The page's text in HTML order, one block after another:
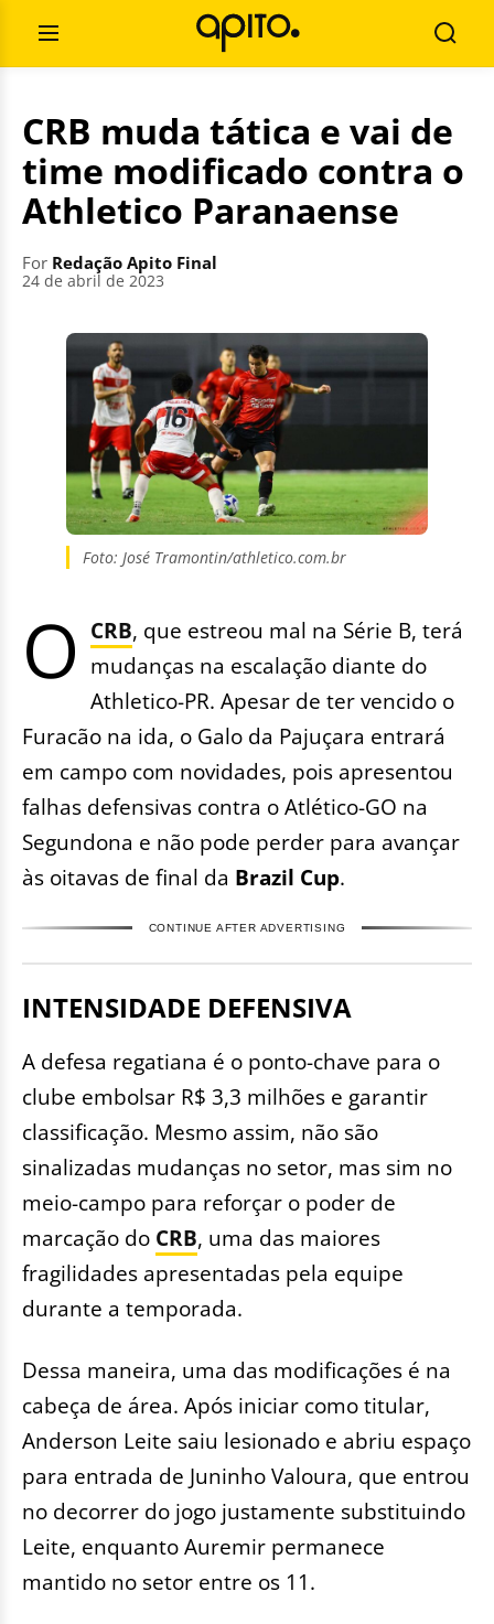
contentOpen
Menu
for:
CRB muda tática e vai de
time modificado contra o
Athletico Paranaense
For Redação Apito Final
24 de abril de 2023
Foto: José Tramontin/athletico.com.br
O CRB, que estreou mal na Série B, terá
mudanças na escalação diante do
Athletico-PR. Apesar de ter vencido o
Furacão na ida, o Galo da Pajuçara entrará
em campo com novidades, pois apresentou
falhas defensivas contra o Atlético-GO na
Segundona e não pode perder para avançar
às oitavas de final da Brazil Cup.
CONTINUE AFTER ADVERTISING
INTENSIDADE DEFENSIVA
A defesa regatiana é o ponto-chave para o
clube embolsar R$ 3,3 milhões e garantir
classificação. Mesmo assim, não são
sinalizadas mudanças no setor, mas sim no
meio-campo para reforçar o poder de
marcação do CRB, uma das maiores
fragilidades apresentadas pela equipe
durante a temporada.
Dessa maneira, uma das modificações é na
cabeça de área. Após iniciar como titular,
Anderson Leite saiu lesionado e abriu espaço
para entrada de Juninho Valoura, que entrou
no decorrer do jogo justamente substituindo
Leite, enquanto Auremir permanece
mantido no setor entre os 11.